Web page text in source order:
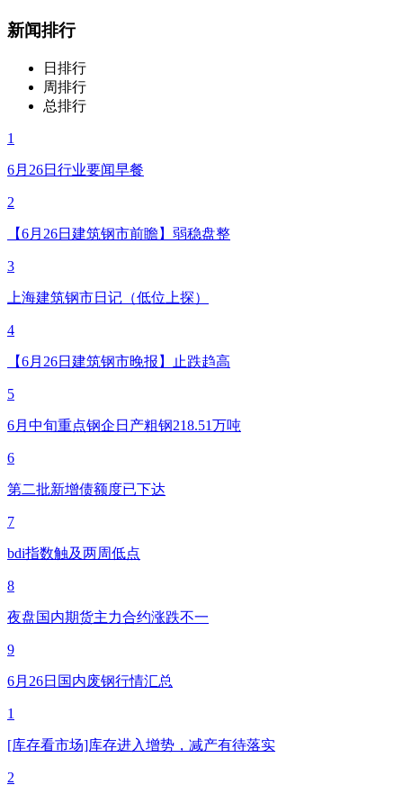
新闻排行
日排行
周排行
总排行
1
6月26日行业要闻早餐
2
【6月26日建筑钢市前瞻】弱稳盘整
3
上海建筑钢市日记（低位上探）
4
【6月26日建筑钢市晚报】止跌趋高
5
6月中旬重点钢企日产粗钢218.51万吨
6
第二批新增债额度已下达
7
bdi指数触及两周低点
8
夜盘国内期货主力合约涨跌不一
9
6月26日国内废钢行情汇总
1
[库存看市场]库存进入增势，减产有待落实
2